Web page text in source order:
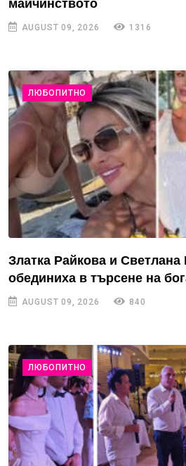
майчинството
AUGUST 09, 2026 1316
ЛЮБОПИТНО
Златка Райкова и Светлана
обединиха в търсене на
AUGUST 09, 2026 840
ЛЮБОПИТНО